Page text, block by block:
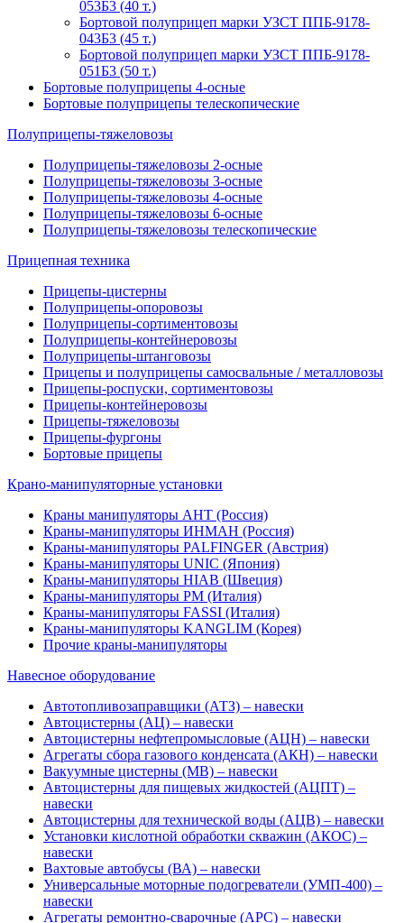
053Б3 (40 т.)
Бортовой полуприцеп марки УЗСТ ППБ-9178-
043Б3 (45 т.)
Бортовой полуприцеп марки УЗСТ ППБ-9178-
051Б3 (50 т.)
Бортовые полуприцепы 4-осные
Бортовые полуприцепы телескопические
Полуприцепы-тяжеловозы
Полуприцепы-тяжеловозы 2-осные
Полуприцепы-тяжеловозы 3-осные
Полуприцепы-тяжеловозы 4-осные
Полуприцепы-тяжеловозы 6-осные
Полуприцепы-тяжеловозы телескопические
Прицепная техника
Прицепы-цистерны
Полуприцепы-опоровозы
Полуприцепы-сортиментовозы
Полуприцепы-контейнеровозы
Полуприцепы-штанговозы
Прицепы и полуприцепы самосвальные / металловозы
Прицепы-роспуски, сортиментовозы
Прицепы-контейнеровозы
Прицепы-тяжеловозы
Прицепы-фургоны
Бортовые прицепы
Крано-манипуляторные установки
Краны манипуляторы АНТ (Россия)
Краны-манипуляторы ИНМАН (Россия)
Краны-манипуляторы PALFINGER (Австрия)
Краны-манипуляторы UNIC (Япония)
Краны-манипуляторы HIAB (Швеция)
Краны-манипуляторы PM (Италия)
Краны-манипуляторы FASSI (Италия)
Краны-манипуляторы KANGLIM (Корея)
Прочие краны-манипуляторы
Навесное оборудование
Автотопливозаправщики (АТЗ) – навески
Автоцистерны (АЦ) – навески
Автоцистерны нефтепромысловые (АЦН) – навески
Агрегаты сбора газового конденсата (АКН) – навески
Вакуумные цистерны (МВ) – навески
Автоцистерны для пищевых жидкостей (АЦПТ) –
навески
Автоцистерны для технической воды (АЦВ) – навески
Установки кислотной обработки скважин (АКОС) –
навески
Вахтовые автобусы (ВА) – навески
Универсальные моторные подогреватели (УМП-400) –
навески
Агрегаты ремонтно-сварочные (АРС) – навески